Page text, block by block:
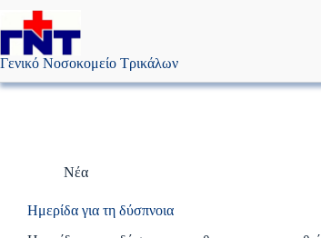
Μετάβαση
περιεχόμενο
Γενικό Νοσοκομείο Τρικάλων
Νέα
Ημερίδα για τη δύσπνοια